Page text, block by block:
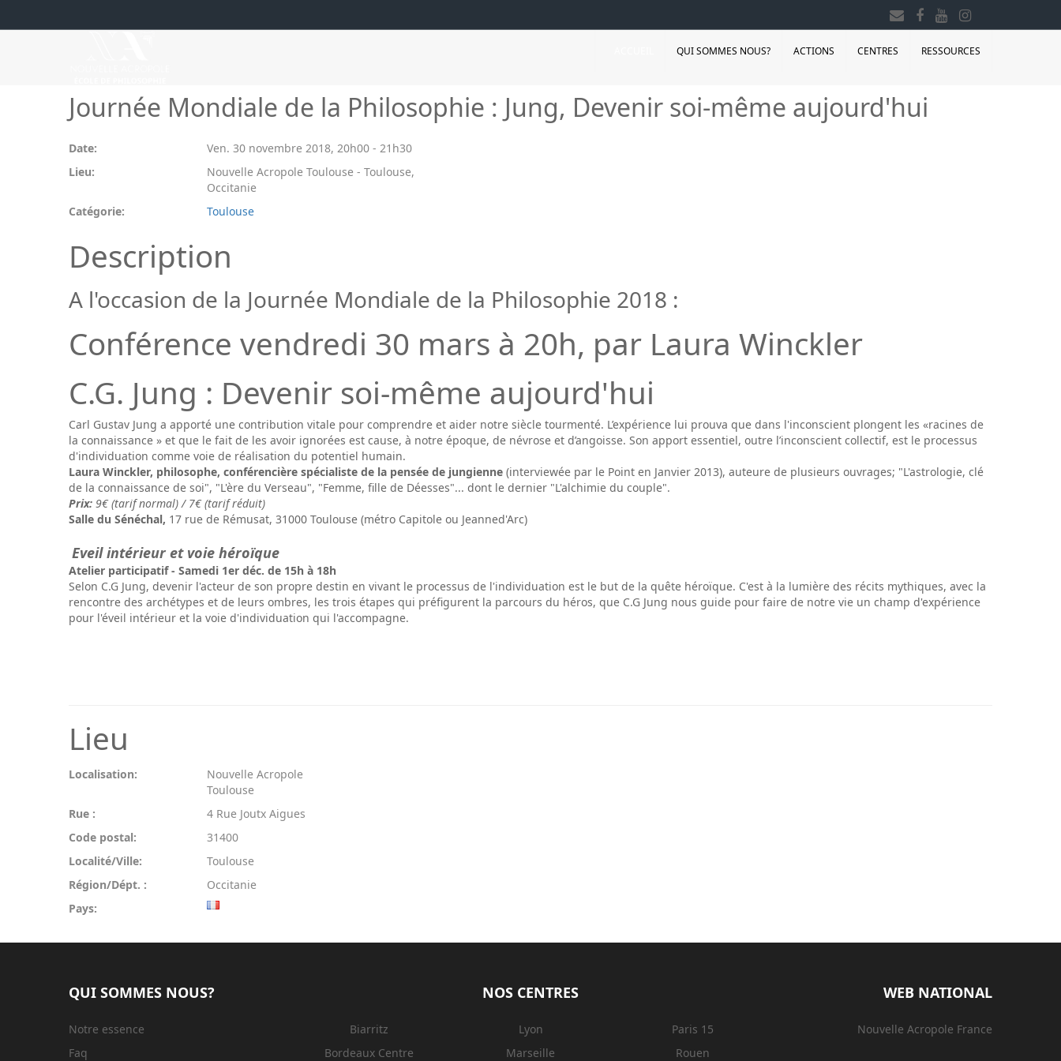
QUI SOMMES NOUS? ACTIONS CENTRES RESSOURCES
Journée Mondiale de la Philosophie : Jung, Devenir soi-même aujourd'hui
Date: Ven. 30 novembre 2018, 20h00 - 21h30
Lieu:
Nouvelle Acropole Toulouse - Toulouse,
Occitanie
Catégorie:
Toulouse
Description
A l'occasion de la Journée Mondiale de la Philosophie 2018 :
Conférence vendredi 30 mars à 20h, par Laura Winckler
C.G. Jung : Devenir soi-même aujourd'hui
Carl Gustav Jung a apporté une contribution vitale pour comprendre et aider notre siècle tourmenté. L’expérience lui prouva que dans l'inconscient plongent les «racines de
la connaissance » et que le fait de les avoir ignorées est cause, à notre époque, de névrose et d’angoisse. Son apport essentiel, outre l’inconscient collectif, est le processus
d'individuation comme voie de réalisation du potentiel humain.
Laura Winckler, philosophe, conférencière spécialiste de la pensée de jungienne (interviewée par le Point en Janvier 2013), auteure de plusieurs ouvrages; "L'astrologie, clé
de la connaissance de soi", "L'ère du Verseau", "Femme, fille de Déesses"... dont le dernier "L'alchimie du couple".
Prix: 9€ (tarif normal) / 7€ (tarif réduit)
Salle du Sénéchal, 17 rue de Rémusat, 31000 Toulouse (métro Capitole ou Jeanned'Arc)
Eveil intérieur et voie héroïque
Atelier participatif - Samedi 1er déc. de 15h à 18h
Selon C.G Jung, devenir l'acteur de son propre destin en vivant le processus de l'individuation est le but de la quête héroïque. C'est à la lumière des récits mythiques, avec la
rencontre des archétypes et de leurs ombres, les trois étapes qui préfigurent la parcours du héros, que C.G Jung nous guide pour faire de notre vie un champ d'expérience
pour l'éveil intérieur et la voie d'individuation qui l'accompagne.
Lieu
Localisation:
Nouvelle Acropole
Toulouse
Rue :
4 Rue Joutx Aigues
Code postal:
31400
Localité/Ville:
Toulouse
Région/Dépt. :
Occitanie
Pays:
QUI SOMMES NOUS?
Notre essence
Faq
NOS CENTRES
Biarritz
Bordeaux Centre
Lyon
Marseille
Paris 15
Rouen
WEB NATIONAL
Nouvelle Acropole France